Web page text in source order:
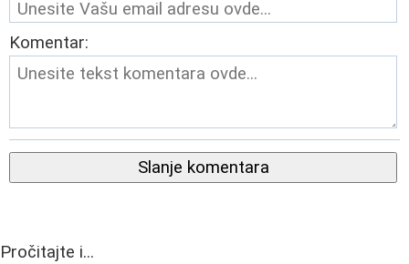
Komentar:
Slanje komentara
Pročitajte i...